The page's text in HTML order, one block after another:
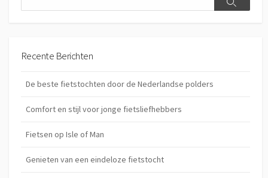
Search
Recente Berichten
De beste fietstochten door de Nederlandse polders
Comfort en stijl voor jonge fietsliefhebbers
Fietsen op Isle of Man
Genieten van een eindeloze fietstocht